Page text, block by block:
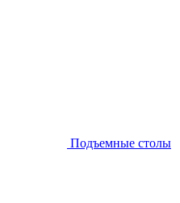
Подъемные столы